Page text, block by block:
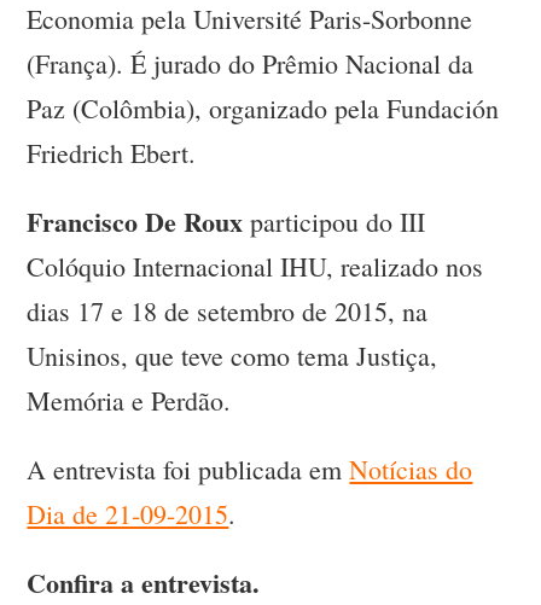
Economia pela Université Paris-Sorbonne
(França). É jurado do Prêmio Nacional da
Paz (Colômbia), organizado pela Fundación
Friedrich Ebert.
Francisco De Roux participou do III
Colóquio Internacional IHU, realizado nos
dias 17 e 18 de setembro de 2015, na
Unisinos, que teve como tema Justiça,
Memória e Perdão.
A entrevista foi publicada emNotícias do
Dia de 21-09-2015.
Confira a entrevista.